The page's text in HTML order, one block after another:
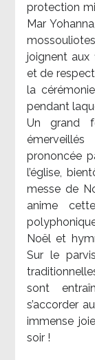
protection
Mar
joignent aux
et de
la
pendant
Un grand
prononcée
l’église,
messe de
anime
Noël et
Sur le
sont
s’accorder
immense
soir !